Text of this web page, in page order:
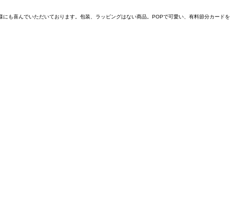
も喜んでいただいております。包装、ラッピングはない商品。POPで可愛い、有料節分カードを